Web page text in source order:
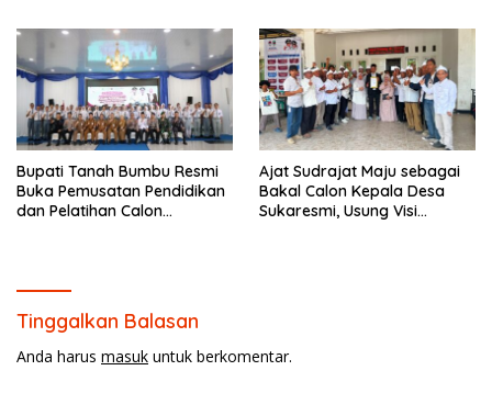
Bupati Tanah Bumbu Resmi
Buka Pemusatan Pendidikan
dan Pelatihan Calon
Ajat Sudrajat Maju sebagai
Bakal Calon Kepala Desa
Sukaresmi, Usung Visi
Tinggalkan Balasan
Anda harus masuk untuk berkomentar.